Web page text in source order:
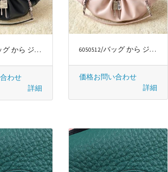
ジバンシー/GIVENCHY
わせ
詳細
6050512/バッグ から ジバンシー/GIVENCHY
価格お問い合わせ
詳細